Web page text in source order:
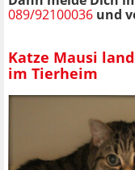
089/92100036 und
Katze Mausi
im Tierheim